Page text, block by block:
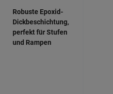
Robuste Epoxid-
Dickbeschichtung,
perfekt für Stufen
und Rampen